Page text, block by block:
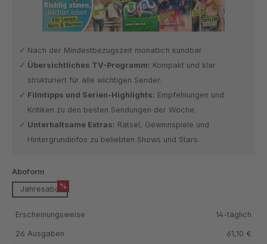
Nach der Mindestbezugszeit monatlich kündbar
Übersichtliches TV-Programm: Kompakt und klar
strukturiert für alle wichtigen Sender.
Filmtipps und Serien-Highlights: Empfehlungen und
Kritiken zu den besten Sendungen der Woche.
Unterhaltsame Extras: Rätsel, Gewinnspiele und
Hintergrundinfos zu beliebten Shows und Stars.
Aboform
Jahresabo %
Erscheinungsweise 14-täglich
26 Ausgaben 61,10 €